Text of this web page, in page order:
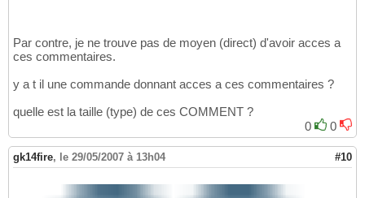
Par contre, je ne trouve pas de moyen (direct) d'avoir acces a
ces commentaires.
y a t il une commande donnant acces a ces commentaires ?
quelle est la taille (type) de ces COMMENT ?
0
0
gk14fire, le 29/05/2007 à 13h04 #10